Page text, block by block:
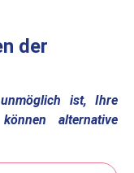
der
ist, Ihre
alternative